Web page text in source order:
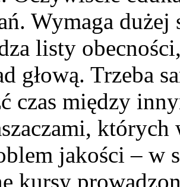
Wymaga
listy
głową. Trzeba
czas między
jakości – w
kursy